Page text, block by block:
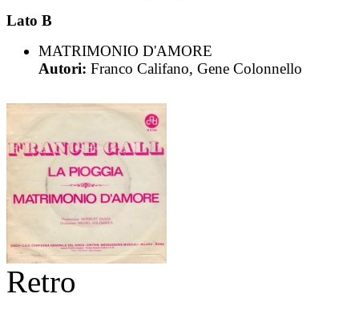
Lato B
MATRIMONIO D'AMORE
Autori: Franco Califano, Gene Colonnello
Retro